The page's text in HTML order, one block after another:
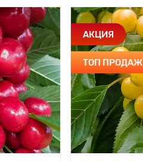
АКЦИЯ
ТОП ПРОДАЖ